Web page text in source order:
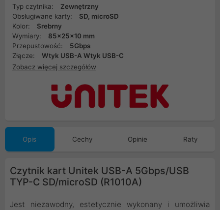
Typ czytnika:
Zewnętrzny
Obsługiwane karty:
SD, microSD
Kolor:
Srebrny
Wymiary:
85x25x10 mm
Przepustowość:
5Gbps
Złącze:
Wtyk USB-A Wtyk USB-C
Zobacz więcej szczegółów
Opis Cechy Opinie Raty
Czytnik kart Unitek USB-A 5Gbps/USB
TYP-C SD/microSD (R1010A)
Jest niezawodny, estetycznie wykonany i umożliwia